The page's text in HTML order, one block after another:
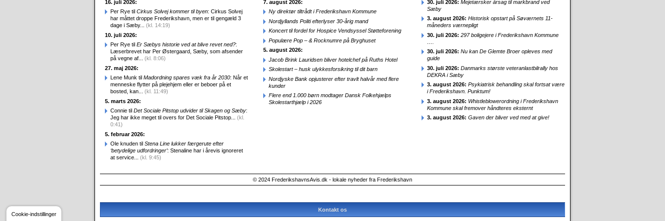
16. juli 2026:
Per Rye til Cirkus Solvej kommer til byen: Cirkus Solvej
har måttet droppe Frederikshavn, men er til gengæld 3
dage i Sæby... (kl. 14:19)
10. juli 2026:
Per Rye til Er Sæbys historie ved at blive revet ned?:
Læserbrevet har Per Østergaard, Sæby, som afsender
på vegne af... (kl. 8:06)
27. maj 2026:
Lene Munk til Madordning spares væk fra år 2030: Når et
menneske flytter på plejehjem eller er beboer på et
bosted, kan... (kl. 11:49)
5. marts 2026:
Connie til Det Sociale Pitstop udvider til Skagen og Sæby:
Jeg har ikke meget til overs for Det Sociale Pitstop... (kl.
0:41)
5. februar 2026:
Ole knuden til Stena Line lukker færgerute efter
‘betydelige udfordringer’: Stenaline har i årevis ignoreret
at service... (kl. 9:45)
7. august 2026:
Ny direktør tiltrådt i Frederikshavn Kommune
Nordjyllands Politi efterlyser 30-årig mand
Koncert til fordel for Hospice Vendsyssel Støtteforening
Populære Pop – & Rocknumre på Bryghuset
5. august 2026:
Jacob Brink Lauridsen bliver hotelchef på Ruths Hotel
Skolestart – husk ulykkesforsikring til dit barn
Nordjyske Bank opjusterer efter travlt halvår med flere
kunder
Flere end 1.000 børn modtager Dansk Folkehjælps
Skolestarthjælp i 2026
30. juli 2026: Mejetærsker årsag til markbrand ved
Sæby
3. august 2026: Historisk opstart på Søværnets 11-
måneders værnepligt
30. juli 2026: 297 boligejere i Frederikshavn Kommune
….
30. juli 2026: Nu kan De Glemte Broer opleves med
guide
30. juli 2026: Danmarks største veteranlastbilrally hos
DEKRA i Sæby
3. august 2026: Psykiatrisk behandling skal fortsat være
i Frederikshavn. Punktum!
3. august 2026: Whistleblowerordning i Frederikshavn
Kommune skal fremover håndteres eksternt
3. august 2026: Gaven der bliver ved med at give!
© 2024 FrederikshavnsAvis.dk - lokale nyheder fra Frederikshavn
Kontakt os
Cookie-indstillinger